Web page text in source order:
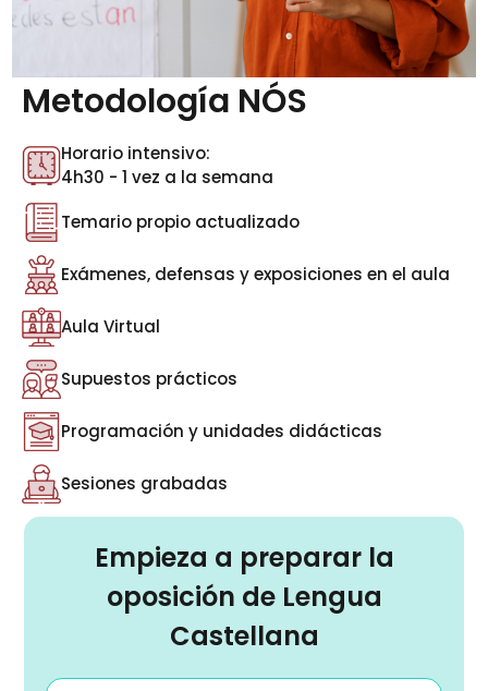
Metodología NÓS
Horario intensivo:
4h30 - 1 vez a la semana
Temario propio actualizado
Exámenes, defensas y exposiciones en el aula
Aula Virtual
Supuestos prácticos
Programación y unidades didácticas
Sesiones grabadas
Empieza a preparar la
oposición de Lengua
Castellana